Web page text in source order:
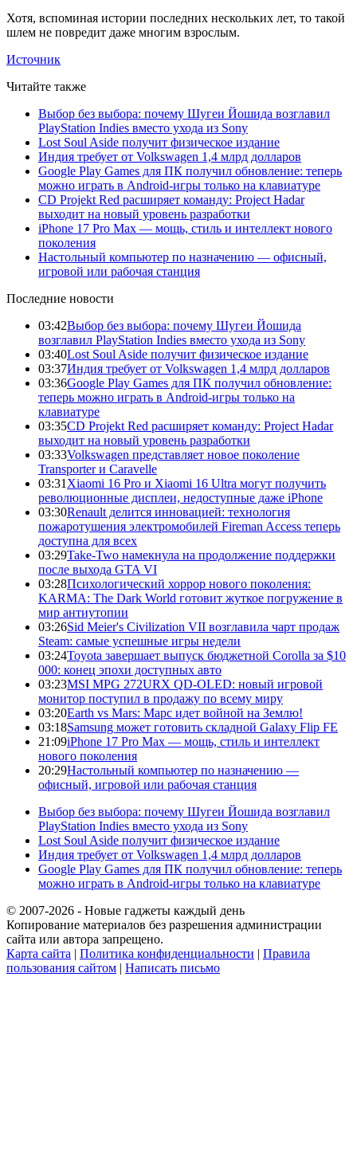
Хотя, вспоминая истории последних нескольких лет, то такой
шлем не повредит даже многим взрослым.
Источник
Читайте также
Выбор без выбора: почему Шугеи Йошида возглавил
PlayStation Indies вместо ухода из Sony
Lost Soul Aside получит физическое издание
Индия требует от Volkswagen 1,4 млрд долларов
Google Play Games для ПК получил обновление: теперь
можно играть в Android-игры только на клавиатуре
CD Projekt Red расширяет команду: Project Hadar
выходит на новый уровень разработки
iPhone 17 Pro Max — мощь, стиль и интеллект нового
поколения
Настольный компьютер по назначению — офисный,
игровой или рабочая станция
Последние новости
03:42Выбор без выбора: почему Шугеи Йошида
возглавил PlayStation Indies вместо ухода из Sony
03:40Lost Soul Aside получит физическое издание
03:37Индия требует от Volkswagen 1,4 млрд долларов
03:36Google Play Games для ПК получил обновление:
теперь можно играть в Android-игры только на
клавиатуре
03:35CD Projekt Red расширяет команду: Project Hadar
выходит на новый уровень разработки
03:33Volkswagen представляет новое поколение
Transporter и Caravelle
03:31 Xiaomi 16 Pro и Xiaomi 16 Ultra могут получить
революционные дисплеи, недоступные даже iPhone
03:30Renault делится инновацией: технология
пожаротушения электромобилей Fireman Access теперь
доступна для всех
03:29Take-Two намекнула на продолжение поддержки
после выхода GTA VI
03:28Психологический хоррор нового поколения:
KARMA: The Dark World готовит жуткое погружение в
мир антиутопии
03:26Sid Meier's Civilization VII возглавила чарт продаж
Steam: самые успешные игры недели
03:24Toyota завершает выпуск бюджетной Corolla за $10
000: конец эпохи доступных авто
03:23MSI MPG 272URX QD-OLED: новый игровой
монитор поступил в продажу по всему миру
03:20Earth vs Mars: Марс идет войной на Землю!
03:18Samsung может готовить складной Galaxy Flip FE
21:09iPhone 17 Pro Max — мощь, стиль и интеллект
нового поколения
20:29Настольный компьютер по назначению —
офисный, игровой или рабочая станция
Выбор без выбора: почему Шугеи Йошида возглавил
PlayStation Indies вместо ухода из Sony
Lost Soul Aside получит физическое издание
Индия требует от Volkswagen 1,4 млрд долларов
Google Play Games для ПК получил обновление: теперь
можно играть в Android-игры только на клавиатуре
© 2007-2026 - Новые гаджеты каждый день
Копирование материалов без разрешения администрации
сайта или автора запрещено.
Карта сайта | Политика конфиденциальности | Правила
пользования сайтом | Написать письмо